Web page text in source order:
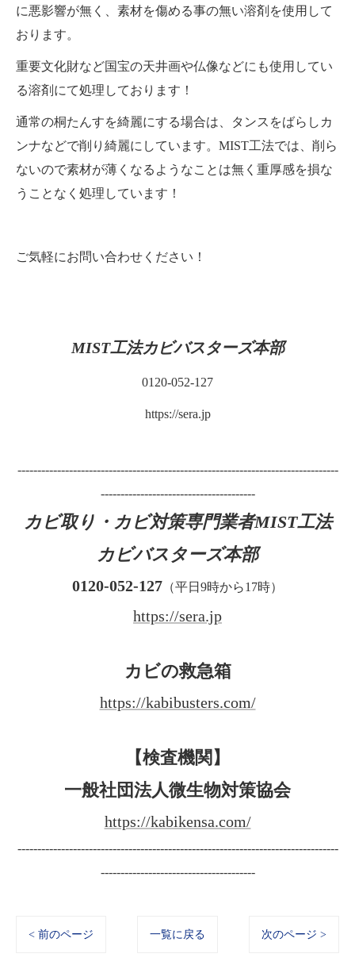
に悪影響が無く、素材を傷める事の無い溶剤を使用して
おります。
重要文化財など国宝の天井画や仏像などにも使用してい
る溶剤にて処理しております！
通常の桐たんすを綺麗にする場合は、タンスをばらしカ
ンナなどで削り綺麗にしています。MIST工法では、削ら
ないので素材が薄くなるようなことは無く重厚感を損な
うことなく処理しています！
ご気軽にお問い合わせください！
MIST工法カビバスターズ本部
0120-052-127
https://sera.jp
---------------------------------------------------------------------------------
---------------------------------------
カビ取り・カビ対策専門業者MIST工法
カビバスターズ本部
0120-052-127 （平日9時から17時）
https://sera.jp
カビの救急箱
https://kabibusters.com/
【検査機関】
一般社団法人微生物対策協会
https://kabikensa.com/
---------------------------------------------------------------------------------
---------------------------------------
< 前のページ 一覧に戻る 次のページ >